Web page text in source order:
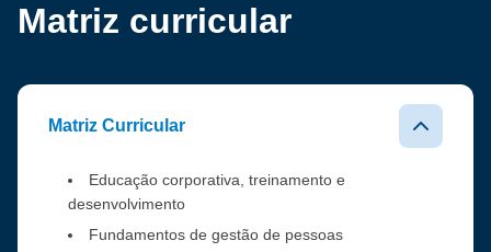
Matriz curricular
Matriz Curricular
Educação corporativa, treinamento e
desenvolvimento
Fundamentos de gestão de pessoas